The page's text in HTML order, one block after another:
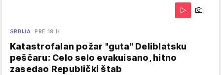
SRBIJA PRE 19 H
Katastrofalan požar "guta" Deliblatsku
peščaru: Celo selo evakuisano, hitno
zasedao Republički štab